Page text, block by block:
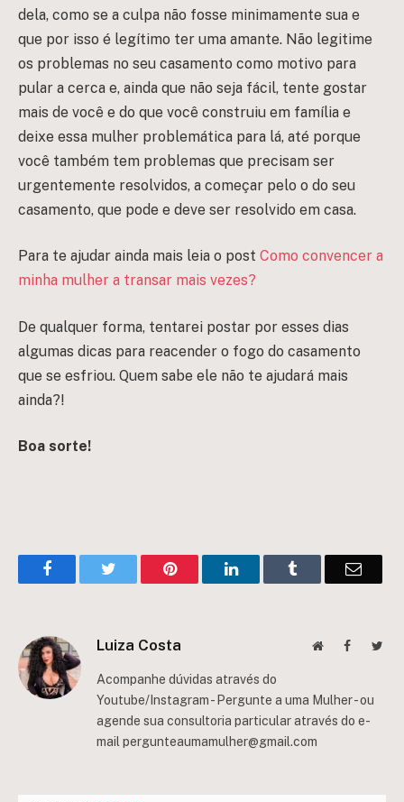
dela, como se a culpa não fosse minimamente sua e
que por isso é legítimo ter uma amante. Não legitime
os problemas no seu casamento como motivo para
pular a cerca e, ainda que não seja fácil, tente gostar
mais de você e do que você construiu em família e
deixe essa mulher problemática para lá, até porque
você também tem problemas que precisam ser
urgentemente resolvidos, a começar pelo o do seu
casamento, que pode e deve ser resolvido em casa.
Para te ajudar ainda mais leia o post Como convencer a
minha mulher a transar mais vezes?
De qualquer forma, tentarei postar por esses dias
algumas dicas para reacender o fogo do casamento
que se esfriou. Quem sabe ele não te ajudará mais
ainda?!
Boa sorte!
FacebookTwitter Pinterest LinkedInTumblr Email
Luiza Costa WebsiteFacebook
Acompanhe dúvidas através do
Youtube/Instagram - Pergunte a uma Mulher - ou
agende sua consultoria particular através do e-
mail pergunteaumamulher@gmail.com